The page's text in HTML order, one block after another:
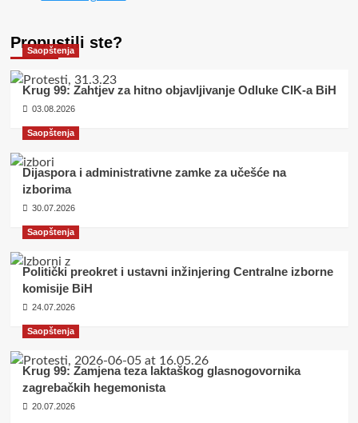
Propustili ste?
Saopštenja
Krug 99: Zahtjev za hitno objavljivanje Odluke CIK-a BiH
03.08.2026
Saopštenja
Dijaspora i administrativne zamke za učešće na
izborima
30.07.2026
Saopštenja
Politički preokret i ustavni inžinjering Centralne izborne
komisije BiH
24.07.2026
Saopštenja
Krug 99: Zamjena teza laktaškog glasnogovornika
zagrebačkih hegemonista
20.07.2026